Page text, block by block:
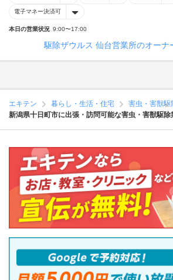
電子マネー決済可
本日の営業状況 9:00〜17:00
駆除ザウルス 仙台営業所のオーナ
エキテン 暮らし・生活・住宅
害虫・害獣駆
新潟県十日町市に出張・訪問可能な害虫・害獣駆除